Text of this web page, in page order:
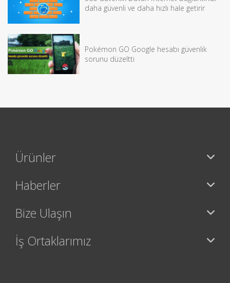
daha güvenli ve daha hızlı hale getirir
Pokémon GO Google hesabı güvenlik
sorunu düzeltti
Ürünler
Haberler
Bize Ulaşın
İş Ortaklarımız